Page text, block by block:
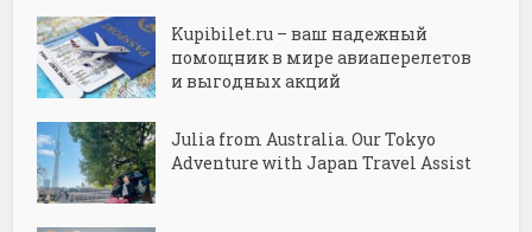
Kupibilet.ru – ваш надежный
помощник в мире авиаперелетов
и выгодных акций
Julia from Australia. Our Tokyo
Adventure with Japan Travel Assist